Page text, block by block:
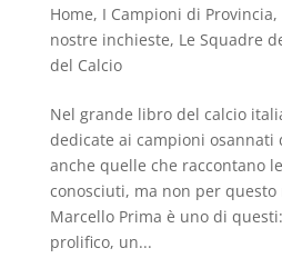
Home, I Campioni di Provincia,
nostre inchieste, Le Squadre
del Calcio
Nel grande libro del calcio
dedicate ai campioni osannati
anche quelle che raccontano
conosciuti, ma non per
Marcello Prima è uno di
prolifico, un...